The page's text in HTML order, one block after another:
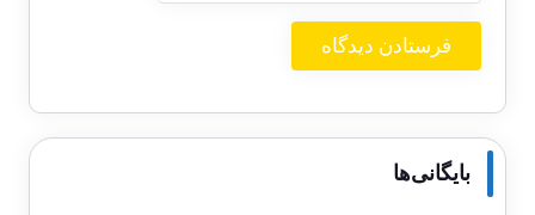
بایگانی‌ها